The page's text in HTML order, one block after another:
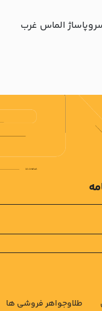
الماس غرب
طلاوجواهر فروشی ها